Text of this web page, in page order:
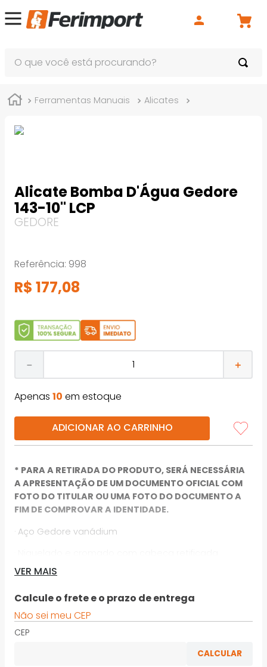
Ferramentas Manuais Alicates
Alicate Bomba D'Água Gedore
143-10" LCP
GEDORE
Referência: 998
R$ 177,08
＋
－
Apenas 10 em estoque
ADICIONAR AO CARRINHO
* PARA A RETIRADA DO PRODUTO, SERÁ NECESSÁRIA
A APRESENTAÇÃO DE UM DOCUMENTO OFICIAL COM
FOTO DO TITULAR OU UMA FOTO DO DOCUMENTO A
FIM DE COMPROVAR A IDENTIDADE.
· Aço Gedore vanádium
· Cabo plástico com isolamento
· Alicate com ranhaduras usinadas para 6 posições
de ajuste
· Mordente inferior curvo e batente de segurança
VER MAIS
Calcule o frete e o prazo de entrega
Não sei meu CEP
CEP